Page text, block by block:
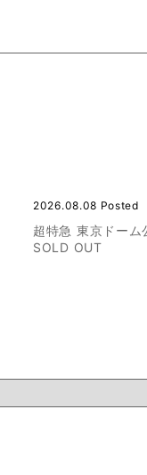
2026.08.08 Posted
超特急 東京ドーム
SOLD OUT